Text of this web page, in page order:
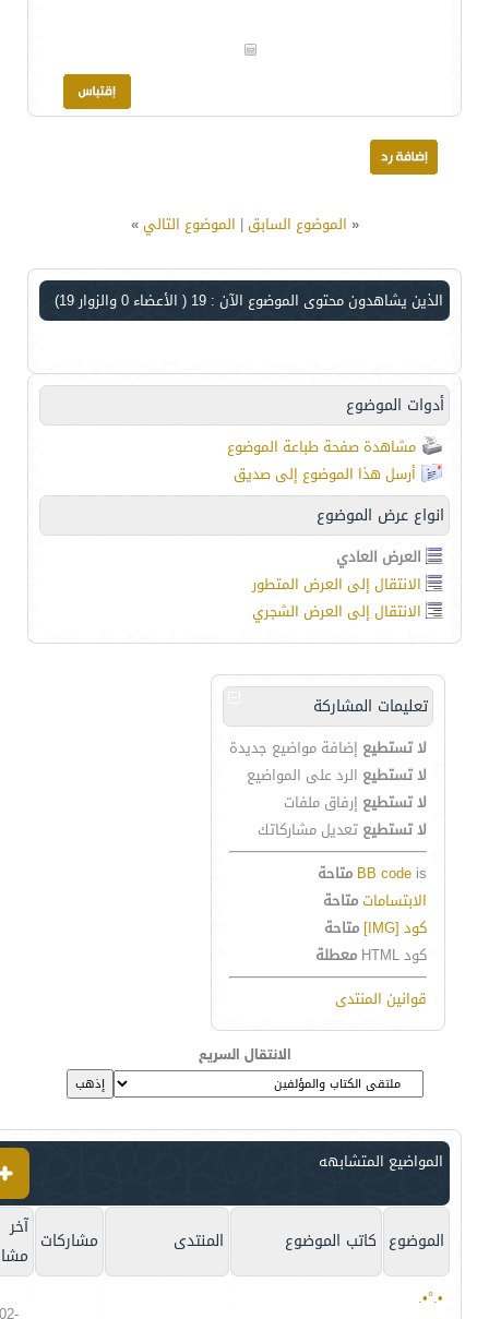
« الموضوع السابق| الموضوع التالي»
الذين يشاهدون محتوى الموضوع الآن : 19 ( الأعضاء 0 والزوار 19)
أدوات الموضوع
مشاهدة صفحة طباعة الموضوع
أرسل هذا الموضوع إلى صديق
انواع عرض الموضوع
العرض العادي
الانتقال إلى العرض المتطور
الانتقال إلى العرض الشجري
تعليمات المشاركة
لا تستطيع إضافة مواضيع جديدة
لا تستطيع الرد على المواضيع
لا تستطيع إرفاق ملفات
لا تستطيع تعديل مشاركاتك
BB code is
متاحة
الابتساماتمتاحة
كود [IMG]
متاحة
كود HTML
معطلة
قوانين المنتدى
الانتقال السريع
المواضيع المتشابهه
الموضوع كاتب الموضوع المنتدى مشاركات آخر
•.°•.